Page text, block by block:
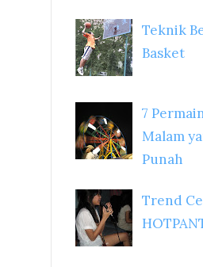
Teknik
Basket
7
Malam
Punah
Trend